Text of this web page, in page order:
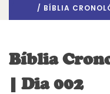
/ BÍBLIA
Bíblia
| Dia 002